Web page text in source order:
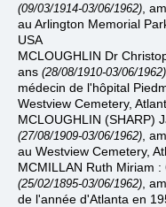
(09/03/1914-03/06/1962) ,
au Arlington Memorial
USA
MCLOUGHLIN Dr
ans (28/08/1910-03/06/1962)
médecin de l'hôpital
Westview Cemetery,
MCLOUGHLIN (SHARP)
(27/08/1909-03/06/1962) ,
au Westview Cemetery,
MCMILLAN Ruth Miriam :
(25/02/1895-03/06/1962) ,
de l'année d'Atlanta en